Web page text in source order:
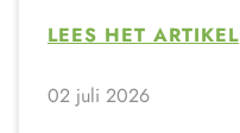
LEES HET ARTIKEL
02 juli 2026